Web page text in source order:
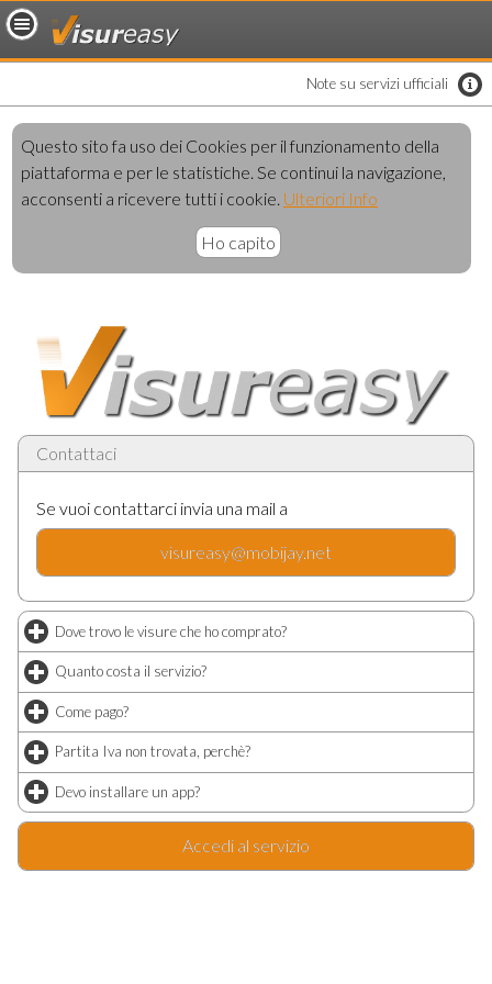
Note su servizi ufficiali
Questo sito fa uso dei Cookies per il funzionamento della
piattaforma e per le statistiche. Se continui la navigazione,
acconsenti a ricevere tutti i cookie. Ulteriori Info
Ho capito
Contattaci
Se vuoi contattarci invia una mail a
visureasy@mobijay.net
Dove trovo le visure che ho comprato?
Quanto costa il servizio?
Come pago?
Partita Iva non trovata, perchè?
Devo installare un app?
Accedi al servizio